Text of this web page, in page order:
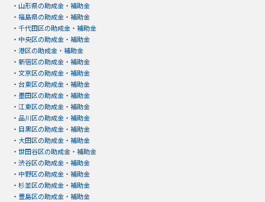
・ 山形県の助成金・補助金
・ 福島県の助成金・補助金
・ 千代田区の助成金・補助金
・ 中央区の助成金・補助金
・ 港区の助成金・補助金
・ 新宿区の助成金・補助金
・ 文京区の助成金・補助金
・ 台東区の助成金・補助金
・ 墨田区の助成金・補助金
・ 江東区の助成金・補助金
・ 品川区の助成金・補助金
・ 目黒区の助成金・補助金
・ 大田区の助成金・補助金
・ 世田谷区の助成金・補助金
・ 渋谷区の助成金・補助金
・ 中野区の助成金・補助金
・ 杉並区の助成金・補助金
・ 豊島区の助成金・補助金